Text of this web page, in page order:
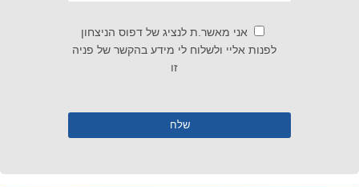
אני מאשר.ת לנציג של דפוס הניצחון
לפנות אליי ולשלוח לי מידע בהקשר של פניה
זו